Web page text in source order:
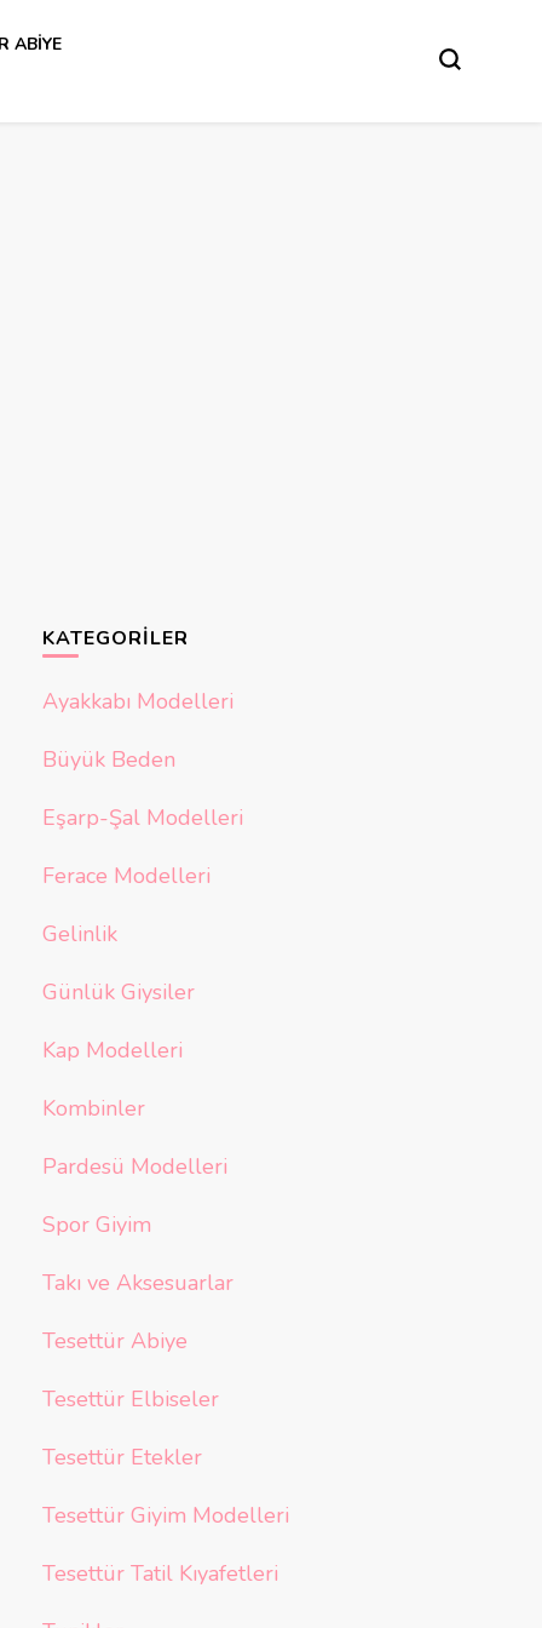
ABIYE
KATEGORILER
Ayakkabı Modelleri
Büyük Beden
Eşarp-Şal Modelleri
Ferace Modelleri
Gelinlik
Günlük Giysiler
Kap Modelleri
Kombinler
Pardesü Modelleri
Spor Giyim
Takı ve Aksesuarlar
Tesettür Abiye
Tesettür Elbiseler
Tesettür Etekler
Tesettür Giyim Modelleri
Tesettür Tatil Kıyafetleri